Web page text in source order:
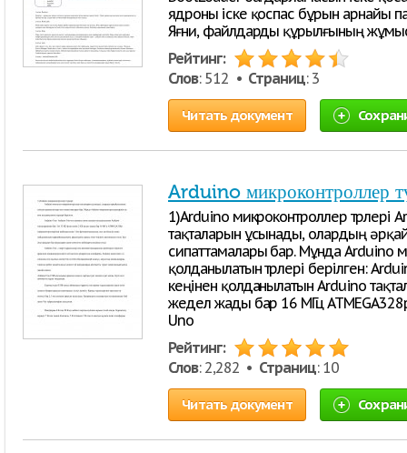
ядроны іске қоспас бұрын арнайы
Яғни, файлдарды құрылғының
Рейтинг:
Слов: 512 • Страниц: 3
Читать документ
Arduino микроконтроллер
1)Arduino микроконтроллер түрлері
тақталарын ұсынады, олардың
сипаттамалары бар. Мұнда Arduino
қолданылатын түрлері берілген:
кеңінен қолданылатын Arduino
жедел жады бар 16 МГц
Uno
Рейтинг:
Слов: 2,282 • Страниц: 10
Читать документ